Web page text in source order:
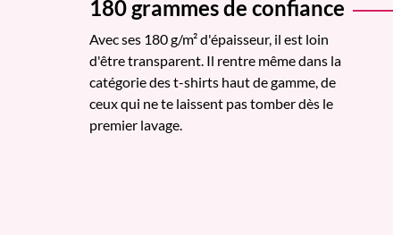
180 grammes de confiance
Avec ses 180 g/m² d'épaisseur, il est loin
d'être transparent. Il rentre même dans la
catégorie des t-shirts haut de gamme, de
ceux qui ne te laissent pas tomber dès le
premier lavage.